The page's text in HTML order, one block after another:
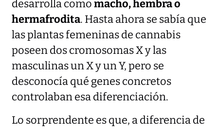
desarrolla comomacho, hembra o
hermafrodita. Hasta ahora se sabía que
las plantas femeninas de cannabis
poseen dos cromosomas X y las
masculinas un X y un Y, pero se
desconocía qué genes concretos
controlaban esa diferenciación.
Lo sorprendente es que, a diferencia de